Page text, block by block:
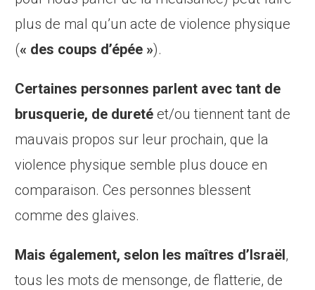
plus de mal qu’un acte de violence physique
(« des coups d’épée »).
Certaines personnes parlent avec tant de
brusquerie, de dureté et/ou tiennent tant de
mauvais propos sur leur prochain, que la
violence physique semble plus douce en
comparaison. Ces personnes blessent
comme des glaives.
Mais également, selon les maîtres d’Israël,
tous les mots de mensonge, de flatterie, de